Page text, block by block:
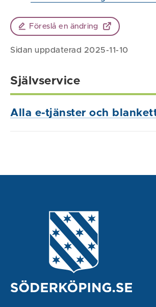
Föreslå en ändring
Sidan uppdaterad 2025-11-10
Självservice
Alla e-tjänster och